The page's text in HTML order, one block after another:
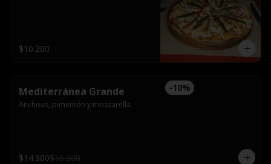
$10.200
-10%
Mediterránea Grande
Anchoas, pimentón y mozzarella.
$14.900$16.500